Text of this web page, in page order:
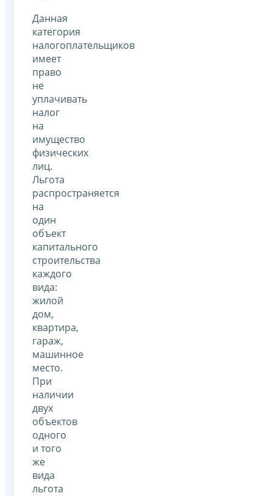
Данная
категория
налогоплательщиков
имеет
право
не
уплачивать
налог
на
имущество
физических
лиц.
Льгота
распространяется
на
один
объект
капитального
строительства
каждого
вида:
жилой
дом,
квартира,
гараж,
машинное
место.
При
наличии
двух
объектов
одного
и того
же
вида
льгота